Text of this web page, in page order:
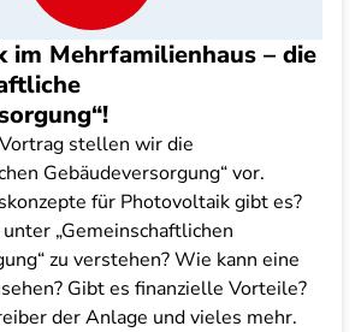
im Mehrfamilienhaus – die
stellen wir die
Gebäudeversorgung“ vor.
für Photovoltaik gibt es?
„Gemeinschaftlichen
zu verstehen? Wie kann eine
Gibt es finanzielle Vorteile?
der Anlage und vieles mehr.